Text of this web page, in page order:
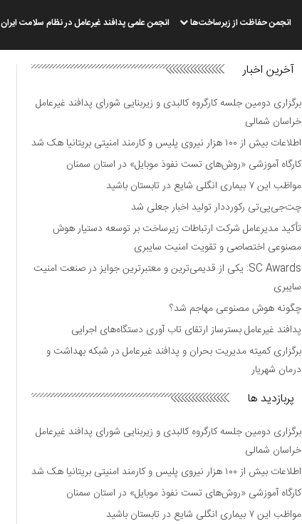
انجمن حفاظت از زیرساخت‌ها انجمن علمی پدافند غیرعامل در نظام سلامت ایران
آخرین اخبار
برگزاری دومین جلسه کارگروه کالبدی و زیربنایی شورای پدافند غیرعامل
خراسان شمالی
اطلاعات بیش از ۱۰۰ هزار نیروی پلیس و کارمند امنیتی بریتانیا هک شد
کارگاه آموزشی «روش‌های تست نفوذ موبایل» در استان سمنان
مواظب این ۷ بیماری انگلی شایع در تابستان باشید
چت‌جی‌پی‌تی رکورددار تولید اخبار جعلی شد
تأکید مدیرعامل شرکت ارتباطات زیرساخت بر توسعه دستیار هوش
مصنوعی اختصاصی و تقویت امنیت سایبری
SC Awards: یکی از قدیمی‌ترین و معتبرترین جوایز در صنعت امنیت
سایبری
چگونه هوش مصنوعی مهاجم شد؟
پدافند غیرعامل بسترساز ارتقای تاب آوری دستگاه‌های اجرایی
برگزاری کمیته مدیریت بحران و پدافند غیرعامل در شبکه بهداشت و
درمان شهریار
پربازدید ها
برگزاری دومین جلسه کارگروه کالبدی و زیربنایی شورای پدافند غیرعامل
خراسان شمالی
اطلاعات بیش از ۱۰۰ هزار نیروی پلیس و کارمند امنیتی بریتانیا هک شد
کارگاه آموزشی «روش‌های تست نفوذ موبایل» در استان سمنان
مواظب این ۷ بیماری انگلی شایع در تابستان باشید